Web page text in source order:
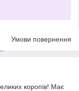
Умови повернення
коропів! Має